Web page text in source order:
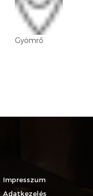
Gyömrő
Impresszum
Adatkezelés